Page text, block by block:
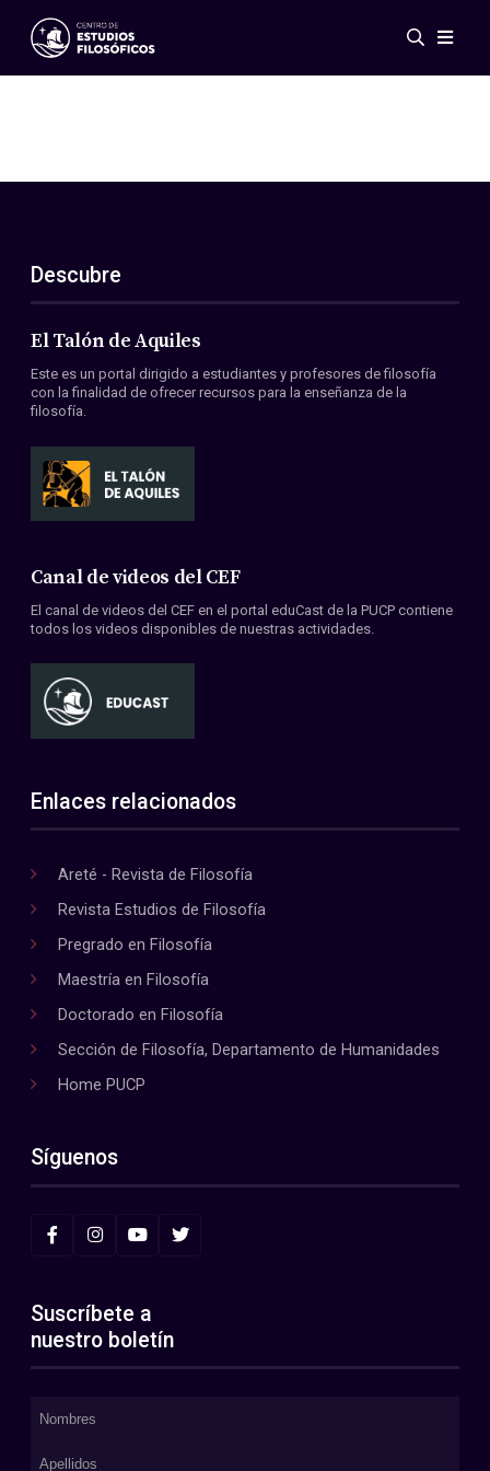
Eventos
ES
EN
Acerca de nosotros
Miembros
Convenios
Descubre
El Talón de Aquiles
Este es un portal dirigido a estudiantes y profesores de filosofía
con la finalidad de ofrecer recursos para la enseñanza de la
filosofía.
Canal de videos del CEF
El canal de videos del CEF en el portal eduCast de la PUCP contiene
todos los videos disponibles de nuestras actividades.
Enlaces relacionados
Areté - Revista de Filosofía
Revista Estudios de Filosofía
Pregrado en Filosofía
Maestría en Filosofía
Doctorado en Filosofía
Sección de Filosofía, Departamento de Humanidades
Home PUCP
Síguenos
Suscríbete a
nuestro boletín